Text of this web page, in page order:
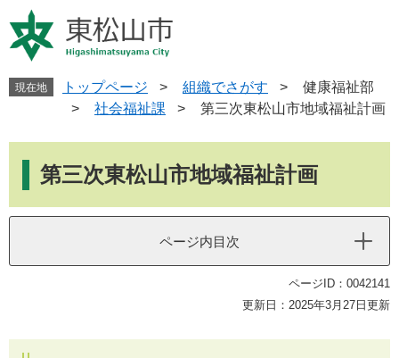
ー
ジ
す
ニ
ュ
し
へ
現在地 トップページ > 組織でさがす >
健康福祉部
>
社会福祉課 > 第三次東松山市地域福祉計画
第三次東松山市地域福祉計画
ページ内目次
ページID：0042141
更新日：2025年3月27日更新